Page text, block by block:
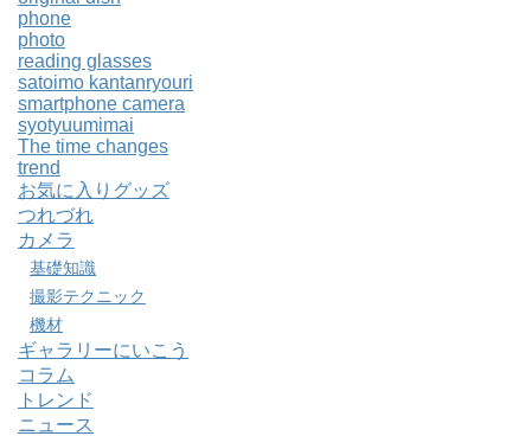
phone
photo
reading glasses
satoimo kantanryouri
smartphone camera
syotyuumimai
The time changes
trend
お気に入りグッズ
つれづれ
カメラ
基礎知識
撮影テクニック
機材
ギャラリーにいこう
コラム
トレンド
ニュース